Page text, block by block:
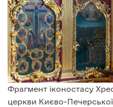
Фрагмент іконостасу
церкви Києво-